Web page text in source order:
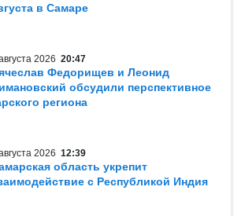
в Самаре
2026 20:47
Федорищев и Леонид
обсудили перспективное
региона
2026 12:39
область укрепит
с Республикой Индия